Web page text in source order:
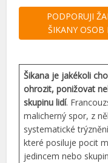
PODPORUJI
ŠIKANY OSOB
Šikana je jakékoli
ohrozit, ponižovat
skupinu lidí.
malicherný spor, z
systematické
které posiluje pocit
jedincem nebo